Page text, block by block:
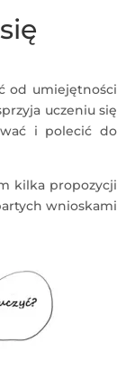
od umiejętności
uczeniu się
i polecić do
kilka propozycji
wnioskami